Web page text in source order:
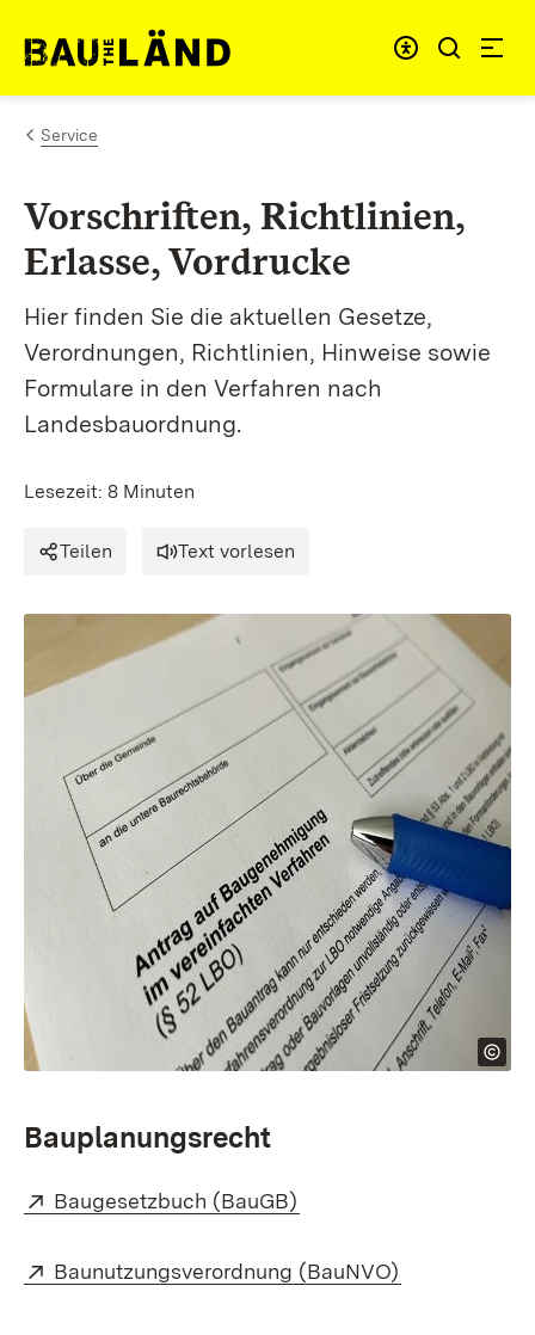
Zum Inhalt springen
Link zur Startseite
Menü für
Service
Vorschriften, Richtlinien,
Erlasse, Vordrucke
Hier finden Sie die aktuellen Gesetze,
Verordnungen, Richtlinien, Hinweise sowie
Formulare in den Verfahren nach
Landesbauordnung.
Lesezeit: 8 Minuten
Teilen Text vorlesen
Bauplanungsrecht
Extern:
Baugesetzbuch (BauGB)
Extern:
Baunutzungsverordnung (BauNVO)